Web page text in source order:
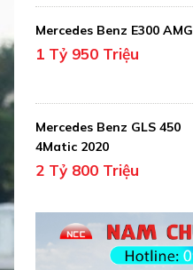
Mercedes Benz E300 AMG
1 Tỷ 950 Triệu
Mercedes Benz GLS 450
4Matic 2020
2 Tỷ 800 Triệu